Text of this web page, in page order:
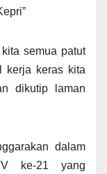
semua patut
kerja keras kita
dikutip laman
dalam
ke-21 yang